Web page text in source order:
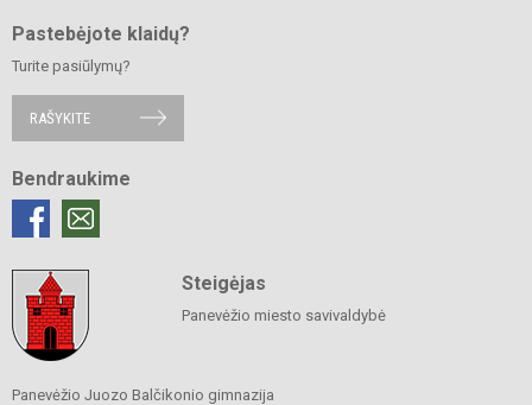
Pastebėjote klaidų?
Turite pasiūlymų?
RAŠYKITE
Bendraukime
Steigėjas
Panevėžio miesto savivaldybė
Panevėžio Juozo Balčikonio gimnazija